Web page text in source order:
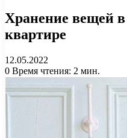
Хранение вещей
квартире
12.05.2022
0 Время чтения: 2 мин.